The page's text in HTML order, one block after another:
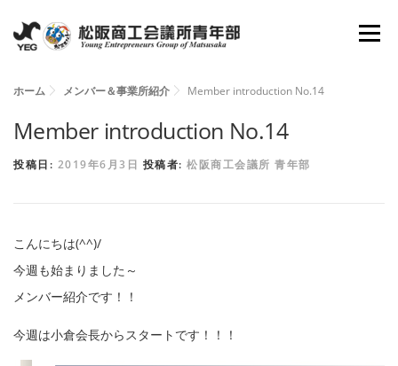
メニュ
ホーム YEGとは
理事抱負 委員会 活動報告 資料倉庫
ホーム メンバー＆事業所紹介 Member introduction No.14
Member introduction No.14
投稿日: 2019年6月3日 投稿者: 松阪商工会議所 青年部
こんにちは(^^)/
今週も始まりました～
メンバー紹介です！！
今週は小倉会長からスタートです！！！